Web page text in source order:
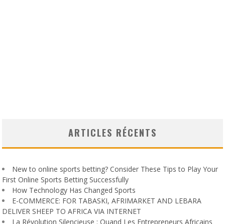
ARTICLES RÉCENTS
New to online sports betting? Consider These Tips to Play Your
First Online Sports Betting Successfully
How Technology Has Changed Sports
E-COMMERCE: FOR TABASKI, AFRIMARKET AND LEBARA
DELIVER SHEEP TO AFRICA VIA INTERNET
La Révolution Silencieuse : Quand Les Entrepreneurs Africains